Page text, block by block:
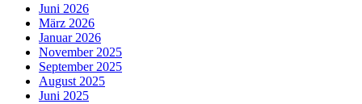
Juni 2026
März 2026
Januar 2026
November 2025
September 2025
August 2025
Juni 2025